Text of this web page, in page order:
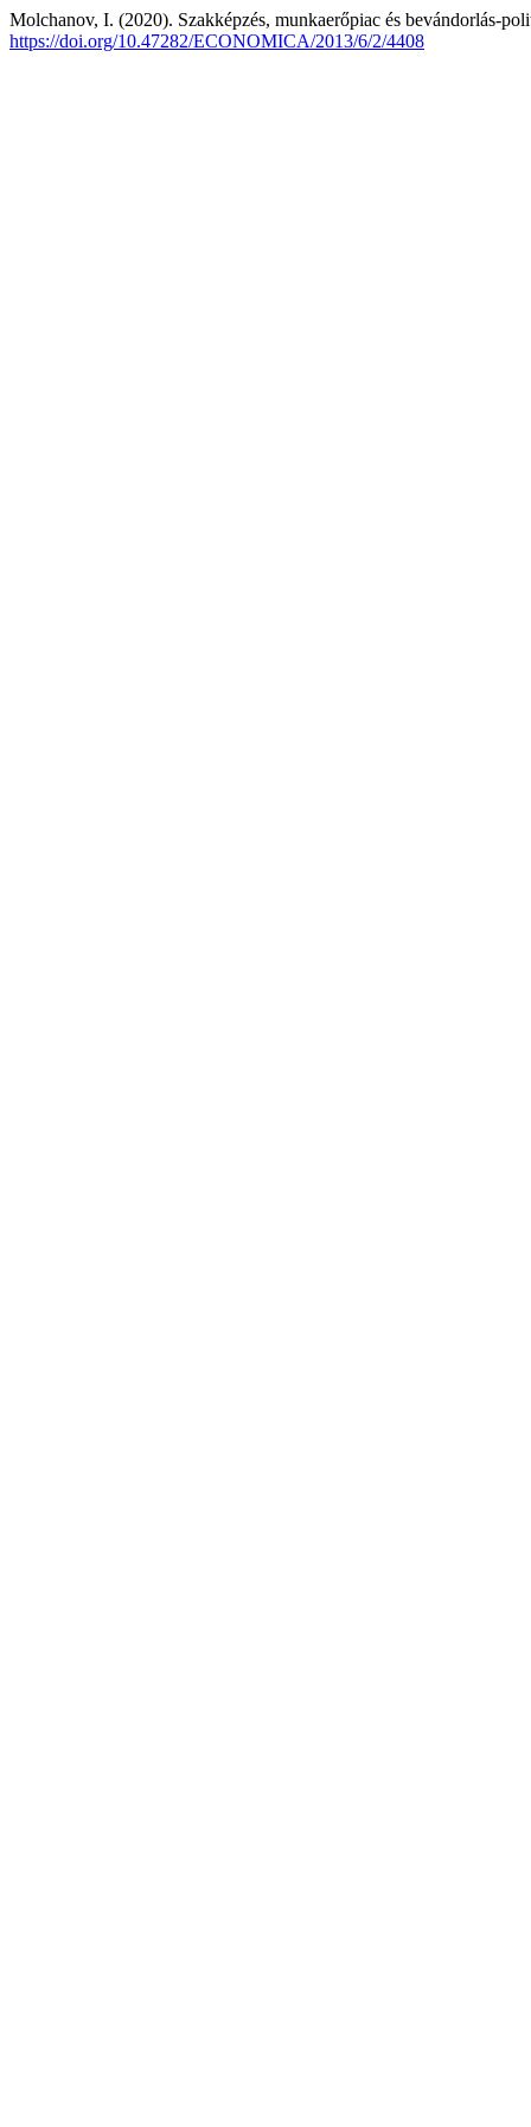
Molchanov, I. (2020). Szakképzés, munkaerőpiac és bevándorlás-
https://doi.org/10.47282/ECONOMICA/2013/6/2/4408